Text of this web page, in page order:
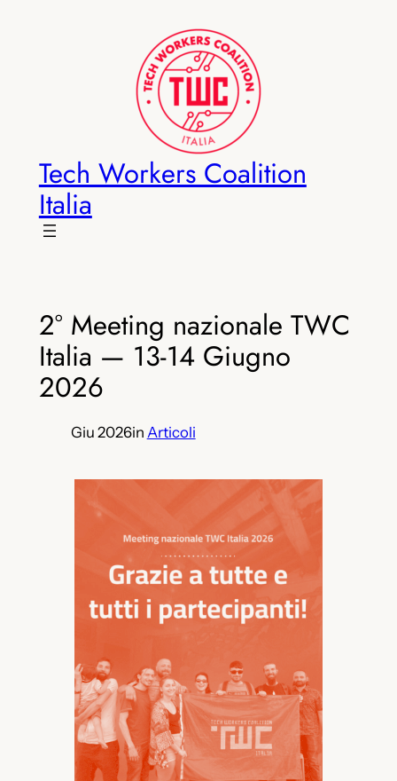
Tech Workers Coalition
Italia
2° Meeting nazionale TWC
Italia — 13-14 Giugno
2026
Giu 2026in Articoli